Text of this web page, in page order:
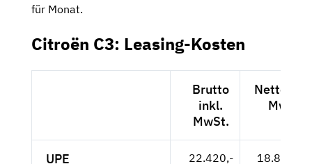
für Monat.
Citroën C3: Leasing-Kosten
Brutto
inkl.
MwSt.
Netto
MwSt.
UPE 22.420,- 18.840,--